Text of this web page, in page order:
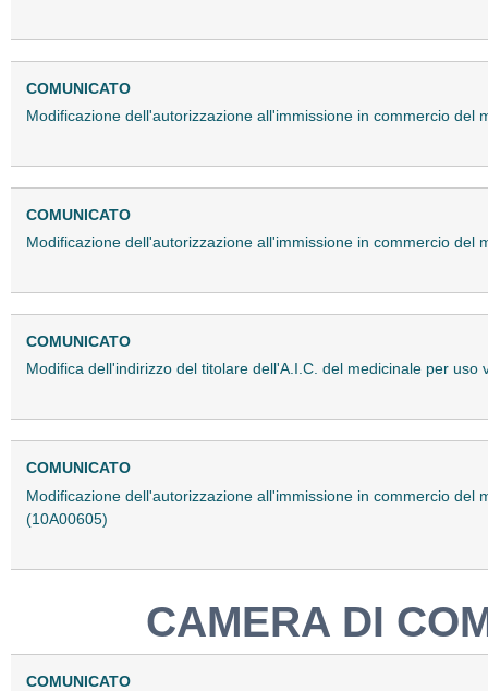
COMUNICATO
Modificazione dell'autorizzazione all'immissione in commercio
COMUNICATO
Modificazione dell'autorizzazione all'immissione in commercio
COMUNICATO
Modifica dell'indirizzo del titolare dell'A.I.C. del medicinale per uso
COMUNICATO
Modificazione dell'autorizzazione all'immissione in commercio
(10A00605)
CAMERA DI
COMUNICATO